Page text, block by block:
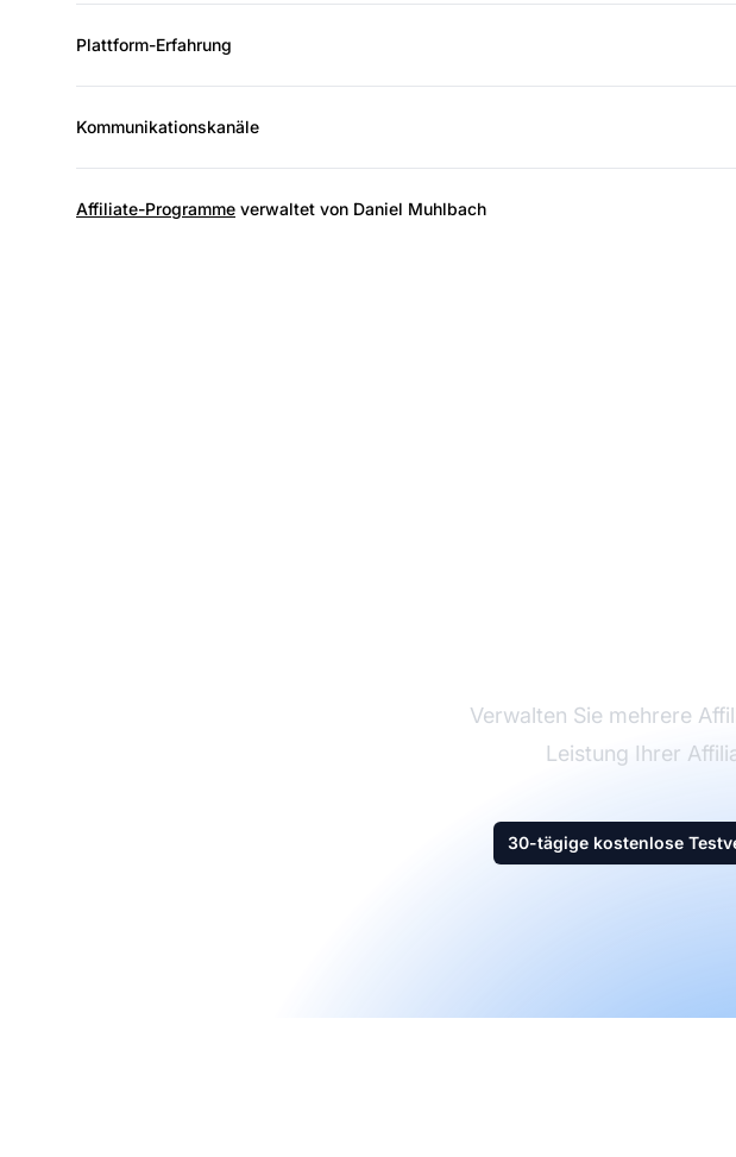
Plattform-Erfahrung
Kommunikationskanäle
Affiliate-Programme verwaltet von Daniel Muhlbach
Verwalten Sie mehrere
Leistung Ihrer
30-tägige kostenlose